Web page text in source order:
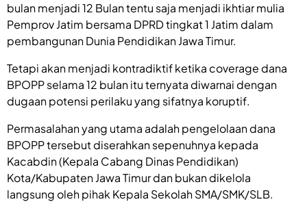
bulan menjadi 12 Bulan tentu saja menjadi ikhtiar mulia
Pemprov Jatim bersama DPRD tingkat 1 Jatim dalam
pembangunan Dunia Pendidikan Jawa Timur.
Tetapi akan menjadi kontradiktif ketika coverage dana
BPOPP selama 12 bulan itu ternyata diwarnai dengan
dugaan potensi perilaku yang sifatnya koruptif.
Permasalahan yang utama adalah pengelolaan dana
BPOPP tersebut diserahkan sepenuhnya kepada
Kacabdin (Kepala Cabang Dinas Pendidikan)
Kota/Kabupaten Jawa Timur dan bukan dikelola
langsung oleh pihak Kepala Sekolah SMA/SMK/SLB.